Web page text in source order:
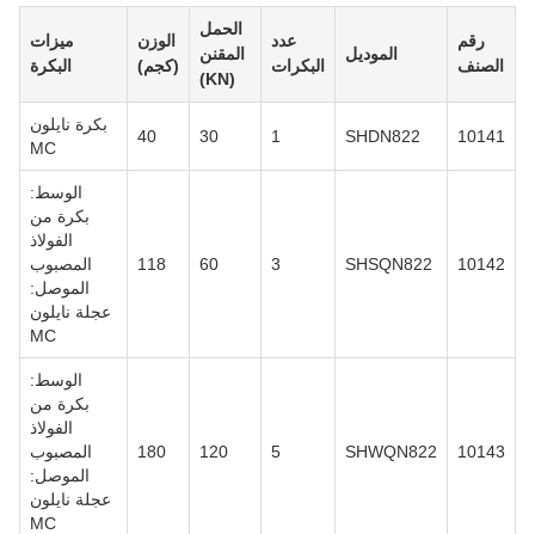
رقم
الصنف
الموديل
عدد
البكرات
الحمل
المقنن
الوزن
(كجم)
ميزات
البكرة
10141
SHDN822
30
40
بكرة نايلون
MC
10142
SHSQN822
60
118
الوسط:
بكرة من
الفولاذ
المصبوب
الموصل:
عجلة نايلون
MC
10143
SHWQN822
5
120
180
الوسط:
بكرة من
الفولاذ
المصبوب
الموصل:
عجلة نايلون
MC